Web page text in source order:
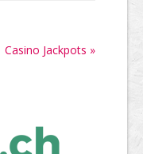
Casino Jackpots »